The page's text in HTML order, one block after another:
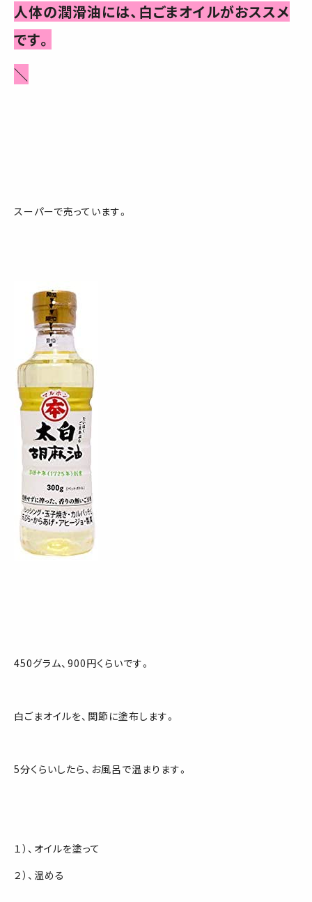
人体の潤滑油には、白ごまオイルがおススメ
です。
＼
スーパーで売っています。
450グラム、900円くらいです。
白ごまオイルを、関節に塗布します。
5分くらいしたら、お風呂で温まります。
１）、オイルを塗って
２）、温める